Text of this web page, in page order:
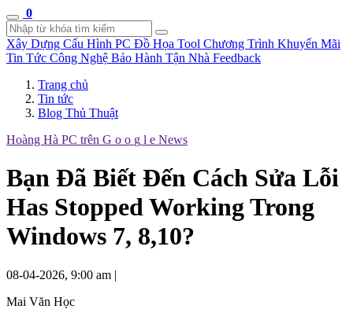
0
Xây Dựng Cấu Hình PC Đồ Họa Tool Chương Trình Khuyến Mãi
Tin Tức Công Nghệ Bảo Hành Tận Nhà Feedback
Trang chủ
Tin tức
Blog Thủ Thuật
Hoàng Hà PC trên G o o g l e News
Bạn Đã Biết Đến Cách Sửa Lỗi
Has Stopped Working Trong
Windows 7, 8,10?
08-04-2026, 9:00 am |
Mai Văn Học